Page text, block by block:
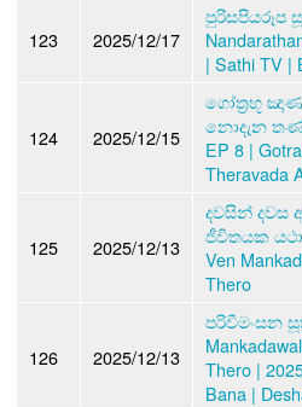
123 2025/12/17
පුරිසපියරූප
| Sathi TV |
124 2025/12/15
ගෝත්‍රභූ
නොදැන
EP 8 |
Theravada
125 2025/12/13
දවසින් දවස
ජීවිතයක
Ven
Thero
126 2025/12/13
පරිවීමංසන
Thero |
Bana |